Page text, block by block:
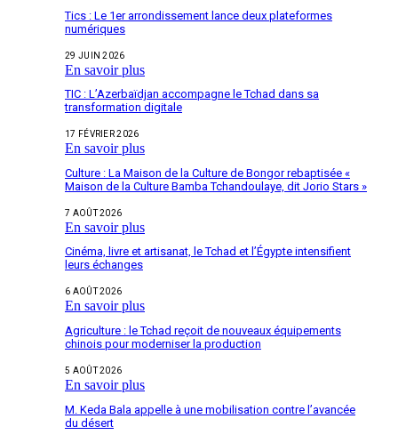
Tics : Le 1er arrondissement lance deux plateformes
numériques
29 JUIN 2026
En savoir plus
TIC : L’Azerbaïdjan accompagne le Tchad dans sa
transformation digitale
17 FÉVRIER 2026
En savoir plus
Culture : La Maison de la Culture de Bongor rebaptisée «
Maison de la Culture Bamba Tchandoulaye, dit Jorio Stars »
7 AOÛT 2026
En savoir plus
Cinéma, livre et artisanat, le Tchad et l’Égypte intensifient
leurs échanges
6 AOÛT 2026
En savoir plus
Agriculture : le Tchad reçoit de nouveaux équipements
chinois pour moderniser la production
5 AOÛT 2026
En savoir plus
M. Keda Bala appelle à une mobilisation contre l’avancée
du désert